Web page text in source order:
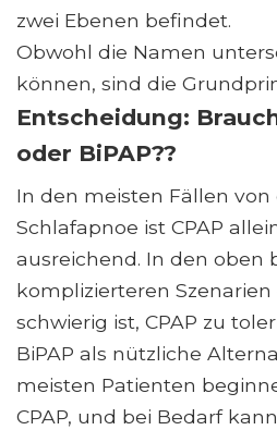
zwei Ebenen befindet.
Obwohl die Namen
können, sind die
Entscheidung:
oder BiPAP??
In den meisten Fällen
Schlafapnoe ist CPAP
ausreichend. In den oben
komplizierteren
schwierig ist, CPAP zu
BiPAP als nützliche
meisten Patienten
CPAP, und bei Bedarf